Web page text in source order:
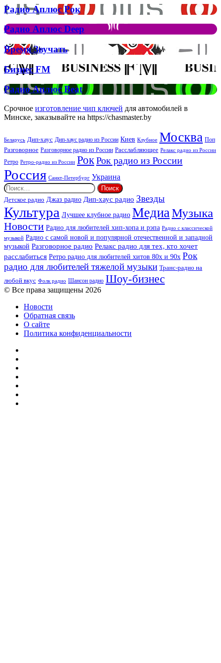
трек
Джона
та
Брітні
Спірс
Радио
Аплюс
Рок
Радио Аплюс Рок
Радио
Аплюс
Deep
Радио Аплюс Deep
Время
Звучать
Время Звучать
Бизнес
Бизнес FM
Радио
Аплюс
Beat
Радио Аплюс Beat
Срочное изготовление чип ключей для автомобилей в
Минске, заказывайте на https://chasmaster.by
Беларусь Дип-хаус Дип-хаус радио из России Киев Клубное Москва Поп
Разговорное Разговорное радио из России Расслабляющее Релакс радио из России
Ретро Ретро-радио из России РокРок радио из России
Россия Санкт-Петербург Украина
Найти:
Детское радио Джаз радио Дип-хаус радио Звезды
Культура Лучшее клубное радио МедиаМузыка
Новости Радио для любителей хип-хопа и рэпа Радио с классической
музыкой Радио с самой новой и популярной отечественной и западной
музыкой Разговорное радио Релакс радио для тех, кто хочет
расслабиться Ретро радио для любителей хитов 80х и 90х Рок
радио для любителей тяжелой музыки Транс-радио на
любой вкус Фолк радио Шансон радио Шоу-бизнес
© Все права защищены 2026
Новости
Обратная связь
О сайте
Политика конфиденциальности